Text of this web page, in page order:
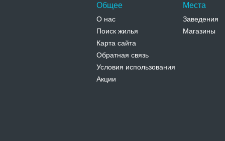
Общее
О нас
Поиск жилья
Карта сайта
Обратная связь
Условия использования
Акции
Места
Заведения
Магазины